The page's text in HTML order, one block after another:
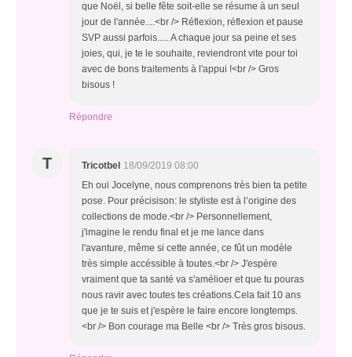
que Noël, si belle fête soit-elle se résume à un seul
jour de l'année....<br /> Réflexion, réflexion et pause
SVP aussi parfois..... A chaque jour sa peine et ses
joies, qui, je te le souhaite, reviendront vite pour toi
avec de bons traitements à l'appui !<br /> Gros
bisous !
Répondre
T Tricotbel 18/09/2019 08:00
Eh oui Jocelyne, nous comprenons très bien ta petite
pose. Pour précisison: le styliste est à l’origine des
collections de mode.<br /> Personnellement,
j'imagine le rendu final et je me lance dans
l'avanture, même si cette année, ce fût un modèle
très simple accéssible à toutes.<br /> J'espère
vraiment que ta santé va s'amélioer et que tu pouras
nous ravir avec toutes tes créations.Cela fait 10 ans
que je te suis et j'espère le faire encore longtemps.
<br /> Bon courage ma Belle <br /> Très gros bisous.